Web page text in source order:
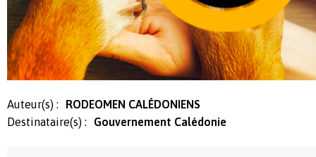
Auteur(s) :
RODEOMEN CALÉDONIENS
Destinataire(s) :
Gouvernement Calédonie